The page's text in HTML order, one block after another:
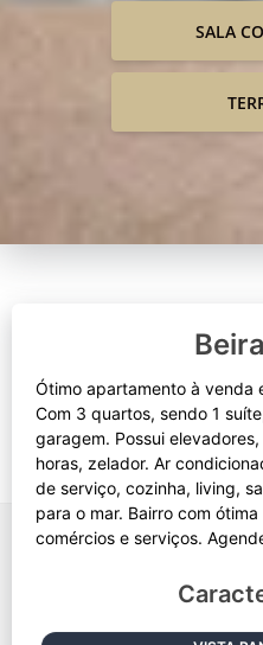
SALA
Ótimo apartamento à venda
Com 3 quartos, sendo 1
garagem. Possui
horas, zelador. Ar
de serviço, cozinha, living,
para o mar. Bairro com